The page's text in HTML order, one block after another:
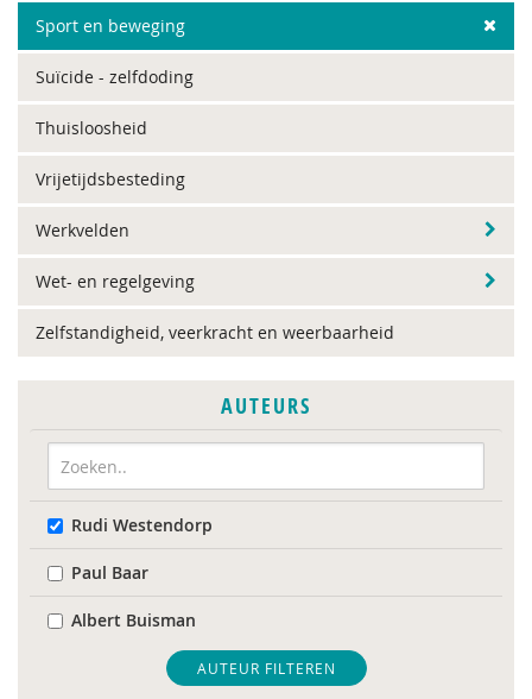
Sport en beweging
Suïcide - zelfdoding
Thuisloosheid
Vrijetijdsbesteding
Werkvelden
Wet- en regelgeving
Zelfstandigheid, veerkracht en weerbaarheid
AUTEURS
Rudi Westendorp
Paul Baar
Albert Buisman
AUTEUR FILTEREN